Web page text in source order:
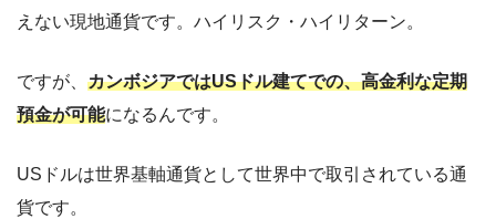
えない現地通貨です。ハイリスク・ハイリターン。
ですが、 カンボジアではUSドル建てでの、高金利な定期
預金が可能になるんです。
USドルは世界基軸通貨として世界中で取引されている通
貨です。